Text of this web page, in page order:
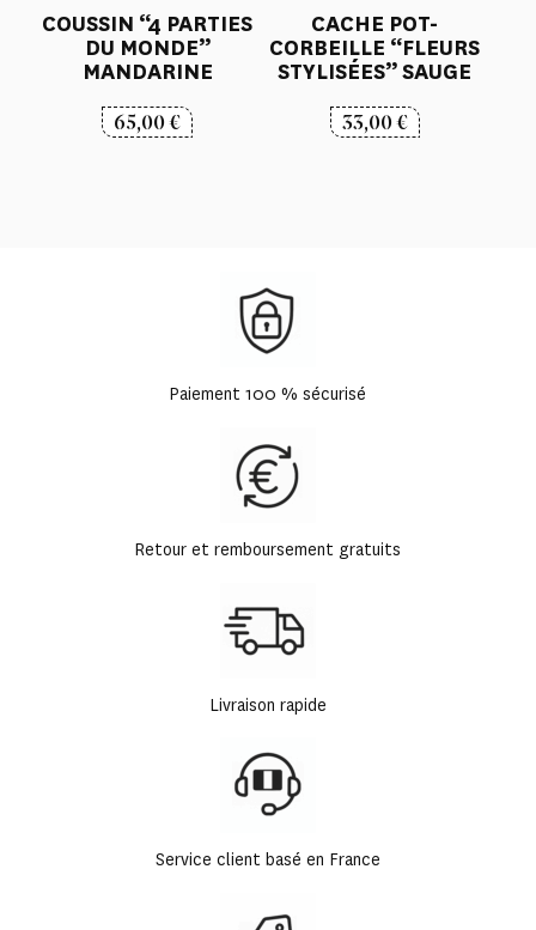
COUSSIN “4 PARTIES
DU MONDE”
MANDARINE
65,00€
CACHE POT-
CORBEILLE “FLEURS
STYLISÉES” SAUGE
33,00€
Paiement 100 % sécurisé
Retour et remboursement gratuits
Livraison rapide
Service client basé en France